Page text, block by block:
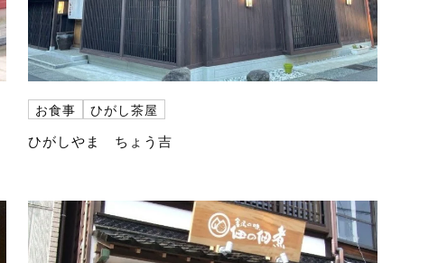
お食事 ひがし茶屋
ひがしやま ちょう吉